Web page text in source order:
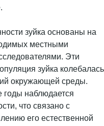
зуйка основаны на
местными
Эти
зуйка колебалась
окружающей среды.
годы наблюдается
что связано с
его естественной